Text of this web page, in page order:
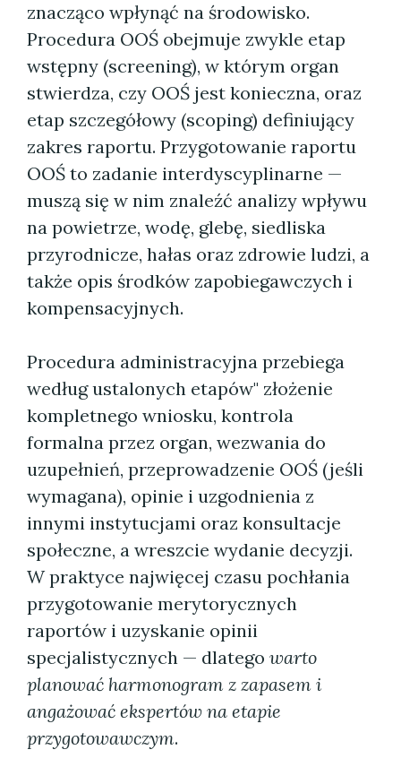
znacząco wpłynąć na środowisko.
Procedura OOŚ obejmuje zwykle etap
wstępny (screening), w którym organ
stwierdza, czy OOŚ jest konieczna, oraz
etap szczegółowy (scoping) definiujący
zakres raportu. Przygotowanie raportu
OOŚ to zadanie interdyscyplinarne —
muszą się w nim znaleźć analizy wpływu
na powietrze, wodę, glebę, siedliska
przyrodnicze, hałas oraz zdrowie ludzi, a
także opis środków zapobiegawczych i
kompensacyjnych.
Procedura administracyjna przebiega
według ustalonych etapów" złożenie
kompletnego wniosku, kontrola
formalna przez organ, wezwania do
uzupełnień, przeprowadzenie OOŚ (jeśli
wymagana), opinie i uzgodnienia z
innymi instytucjami oraz konsultacje
społeczne, a wreszcie wydanie decyzji.
W praktyce najwięcej czasu pochłania
przygotowanie merytorycznych
raportów i uzyskanie opinii
specjalistycznych — dlatego warto
planować harmonogram z zapasem i
angażować ekspertów na etapie
przygotowawczym.